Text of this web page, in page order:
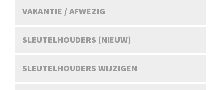
VAKANTIE / AFWEZIG
SLEUTELHOUDERS (NIEUW)
SLEUTELHOUDERS WIJZIGEN